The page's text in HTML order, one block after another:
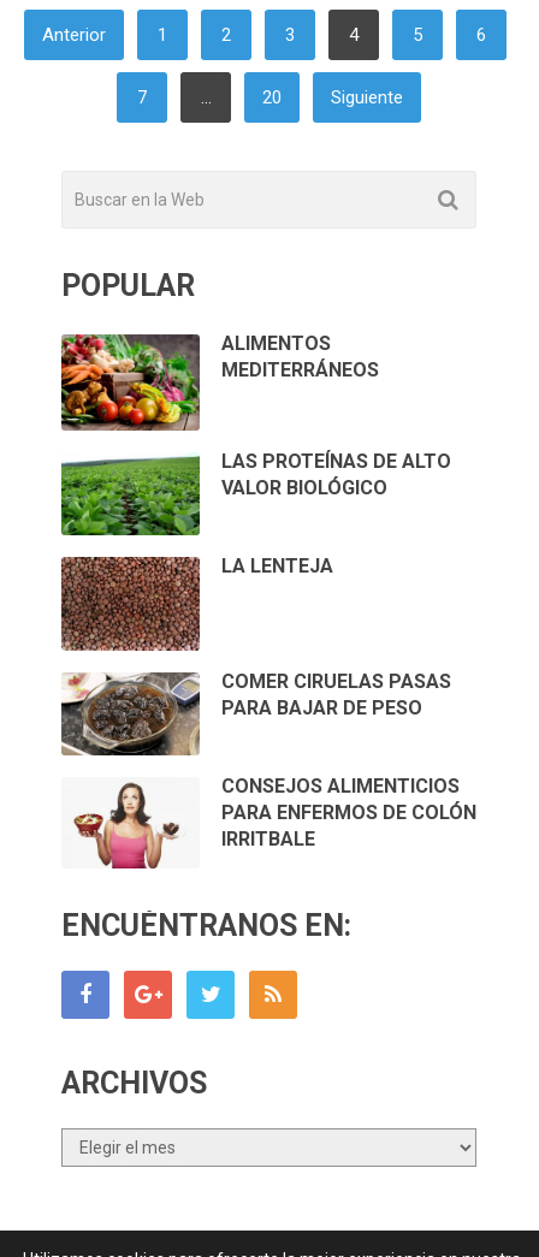
PAGINACIÓN
DE
ENTRADAS
Anterior 1 2 3 4 5 6
7 … 20 Siguiente
POPULAR
ALIMENTOS
MEDITERRÁNEOS
LAS PROTEÍNAS DE ALTO
VALOR BIOLÓGICO
LA LENTEJA
COMER CIRUELAS PASAS
PARA BAJAR DE PESO
CONSEJOS ALIMENTICIOS
PARA ENFERMOS DE COLÓN
IRRITBALE
ENCUÉNTRANOS EN:
ARCHIVOS
Archivos